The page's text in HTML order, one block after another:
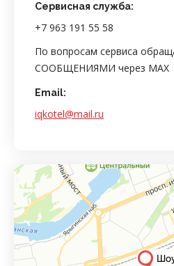
Сервисная служба:
+7 963 191 55 58
По вопросам сервиса
СООБЩЕНИЯМИ через MAX
Email:
iqkotel@mail.ru